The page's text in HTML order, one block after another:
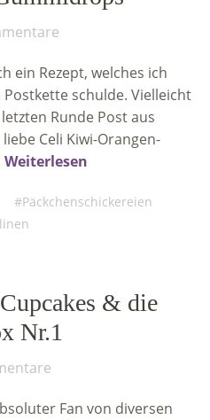
ein Rezept, welches ich
schulde. Vielleicht
Runde Post aus
Celi Kiwi-Orangen-
Weiterlesen
Päckchenschickereien
& die
Nr.1
Fan von diversen